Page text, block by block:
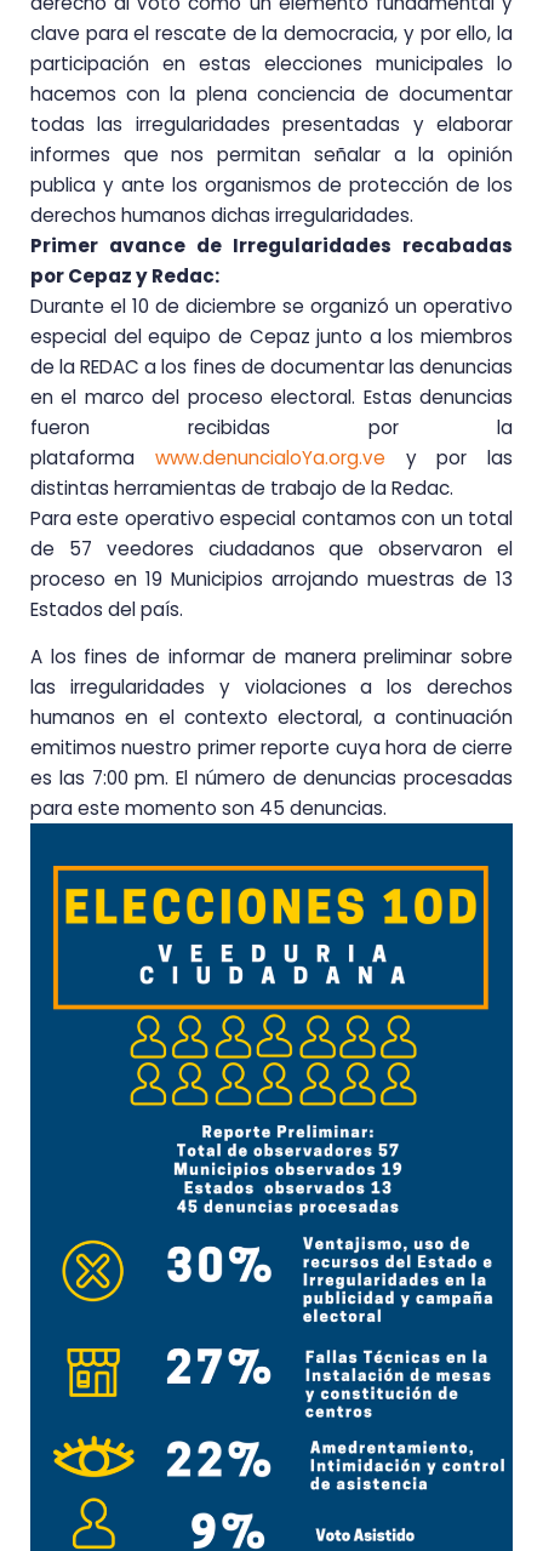
clave para el rescate de la democracia, y por ello, la
participación en estas elecciones municipales lo
hacemos con la plena conciencia de documentar
todas las irregularidades presentadas y elaborar
informes que nos permitan señalar a la opinión
publica y ante los organismos de protección de los
derechos humanos dichas irregularidades.
Primer avance de Irregularidades recabadas
por Cepaz y Redac:
Durante el 10 de diciembre se organizó un operativo
especial del equipo de Cepaz junto a los miembros
de la REDAC a los fines de documentar las denuncias
en el marco del proceso electoral. Estas denuncias
fueron recibidas por la
plataforma www.denuncialoYa.org.ve y por las
distintas herramientas de trabajo de la Redac.
Para este operativo especial contamos con un total
de 57 veedores ciudadanos que observaron el
proceso en 19 Municipios arrojando muestras de 13
Estados del país.
A los fines de informar de manera preliminar sobre
las irregularidades y violaciones a los derechos
humanos en el contexto electoral, a continuación
emitimos nuestro primer reporte cuya hora de cierre
es las 7:00 pm. El número de denuncias procesadas
para este momento son 45 denuncias.